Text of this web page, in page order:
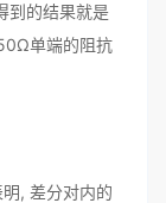
到的结果就是
单端的阻抗
, 差分对内的